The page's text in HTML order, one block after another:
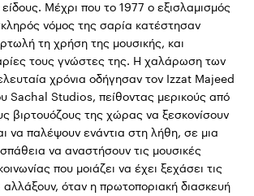
Μέχρι που το 1977 ο εξισλαμισμός
νόμος της σαρία κατέστησαν
τη χρήση της μουσικής, και
τους γνώστες της. Η χαλάρωση των
χρόνια οδήγησαν τον Izzat Majeed
Sachal Studios, πείθοντας μερικούς από
βιρτουόζους της χώρας να ξεσκονίσουν
να παλέψουν ενάντια στη λήθη, σε μια
να αναστήσουν τις μουσικές
που μοιάζει να έχει ξεχάσει τις
όταν η πρωτοποριακή διασκευή